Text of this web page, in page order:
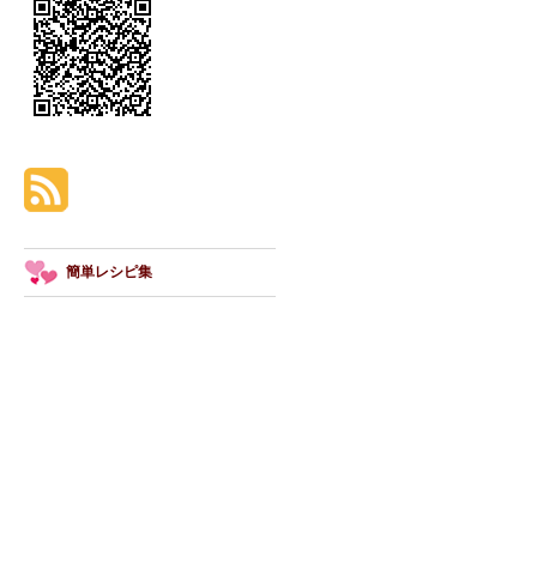
簡単レシピ集